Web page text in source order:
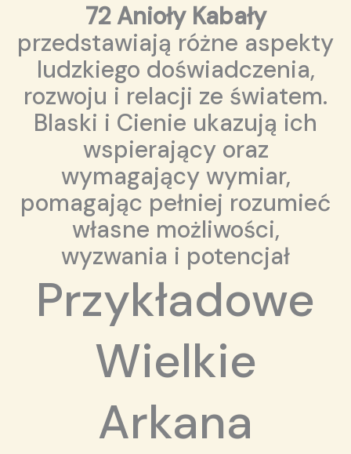
72 Anioły Kabały
przedstawiają różne aspekty
ludzkiego doświadczenia,
rozwoju i relacji ze światem.
Blaski i Cienie ukazują ich
wspierający oraz
wymagający wymiar,
pomagając pełniej rozumieć
własne możliwości,
wyzwania i potencjał
Przykładowe
Wielkie
Arkana